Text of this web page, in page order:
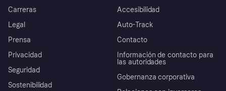
Carreras
Legal
Prensa
Privacidad
Seguridad
Sostenibilidad
Accesibilidad
Auto-Track
Contacto
Información de contacto para
las autoridades
Gobernanza corporativa